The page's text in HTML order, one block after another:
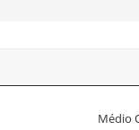
Médio